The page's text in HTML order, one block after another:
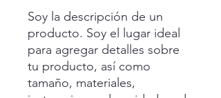
Soy la descripción de un
producto. Soy el lugar ideal
para agregar detalles sobre
tu producto, así como
tamaño, materiales,